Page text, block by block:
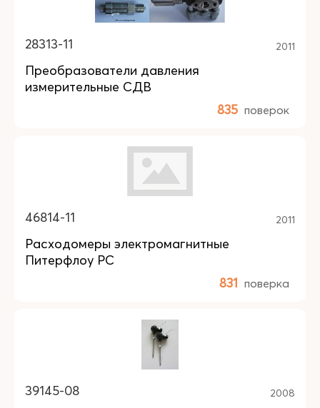
28313-11 2011
Преобразователи давления
измерительные СДВ
835 поверок
46814-11 2011
Расходомеры электромагнитные
Питерфлоу РС
831 поверка
39145-08 2008